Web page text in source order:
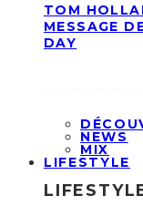
TOM
MESSAGE
DAY
NEWS
MIX
LIFESTYLE